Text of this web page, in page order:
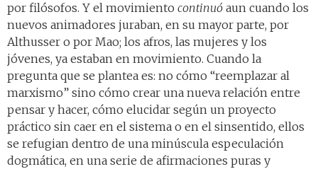
por filósofos. Y el movimiento continuó aun cuando los
nuevos animadores juraban, en su mayor parte, por
Althusser o por Mao; los afros, las mujeres y los
jóvenes, ya estaban en movimiento. Cuando la
pregunta que se plantea es: no cómo “reemplazar al
marxismo” sino cómo crear una nueva relación entre
pensar y hacer, cómo elucidar según un proyecto
práctico sin caer en el sistema o en el sinsentido, ellos
se refugian dentro de una minúscula especulación
dogmática, en una serie de afirmaciones puras y